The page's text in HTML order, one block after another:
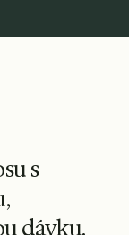
sus
,
udávku.